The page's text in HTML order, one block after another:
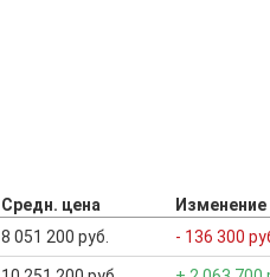
Средн. цена Изменение
8 051 200 руб. - 136 300